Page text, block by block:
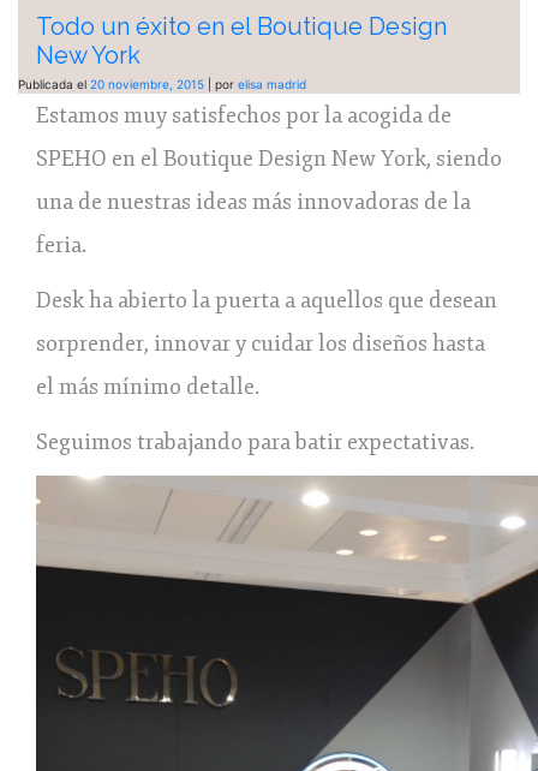
Todo un éxito en el Boutique Design
New York
Publicada el 20 noviembre, 2015 por elisa madrid
Estamos muy satisfechos por la acogida de
SPEHO en el Boutique Design New York, siendo
una de nuestras ideas más innovadoras de la
feria.
Desk ha abierto la puerta a aquellos que desean
sorprender, innovar y cuidar los diseños hasta
el más mínimo detalle.
Seguimos trabajando para batir expectativas.